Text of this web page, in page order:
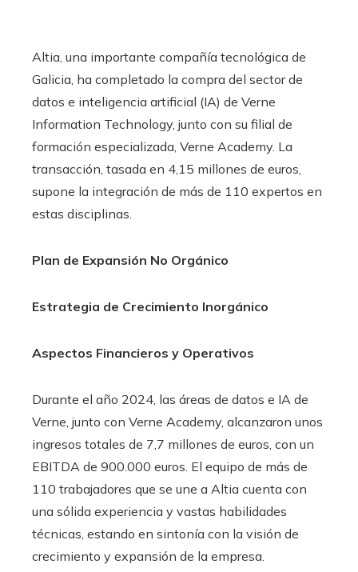
Altia, una importante compañía tecnológica de
Galicia, ha completado la compra del sector de
datos e inteligencia artificial (IA) de Verne
Information Technology, junto con su filial de
formación especializada, Verne Academy. La
transacción, tasada en 4,15 millones de euros,
supone la integración de más de 110 expertos en
estas disciplinas.
Plan de Expansión No Orgánico
Estrategia de Crecimiento Inorgánico
Aspectos Financieros y Operativos
Durante el año 2024, las áreas de datos e IA de
Verne, junto con Verne Academy, alcanzaron unos
ingresos totales de 7,7 millones de euros, con un
EBITDA de 900.000 euros. El equipo de más de
110 trabajadores que se une a Altia cuenta con
una sólida experiencia y vastas habilidades
técnicas, estando en sintonía con la visión de
crecimiento y expansión de la empresa.